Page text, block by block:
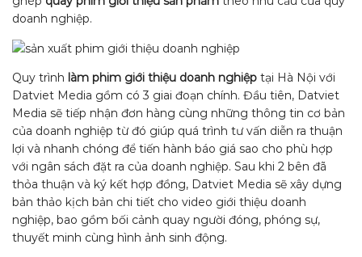
doanh nghiệp.
Quy trình làm phim giới thiệu doanh nghiệp tại Hà Nội với
Datviet Media gồm có 3 giai đoạn chính. Đầu tiên, Datviet
Media sẽ tiếp nhận đơn hàng cùng những thông tin cơ bản
của doanh nghiệp từ đó giúp quá trình tư vấn diễn ra thuận
lợi và nhanh chóng để tiến hành báo giá sao cho phù hợp
với ngân sách đặt ra của doanh nghiệp. Sau khi 2 bên đã
thỏa thuận và ký kết hợp đồng, Datviet Media sẽ xây dựng
bản thảo kịch bản chi tiết cho video giới thiệu doanh
nghiệp, bao gồm bối cảnh quay người đóng, phóng sự,
thuyết minh cùng hình ảnh sinh động.